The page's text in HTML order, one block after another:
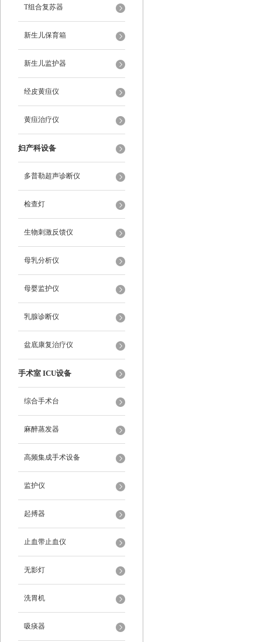
T组合复苏器
新生儿保育箱
新生儿监护器
经皮黄疸仪
黄疸治疗仪
妇产科设备
多普勒超声诊断仪
检查灯
生物刺激反馈仪
母乳分析仪
母婴监护仪
乳腺诊断仪
盆底康复治疗仪
手术室 ICU设备
综合手术台
麻醉蒸发器
高频集成手术设备
监护仪
起搏器
止血带止血仪
无影灯
洗胃机
吸痰器